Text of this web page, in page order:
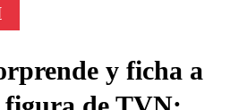
y ficha a